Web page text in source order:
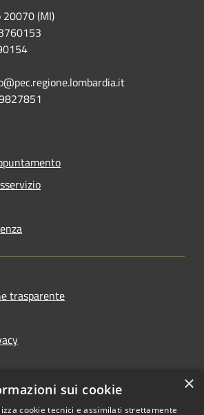
20070 (MI)
trasparente
accessibilità
×
sui cookie
cookie tecnici e assimilati strettamente